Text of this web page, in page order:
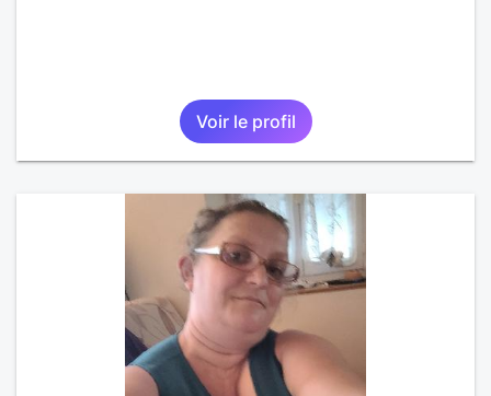
Voir le profil